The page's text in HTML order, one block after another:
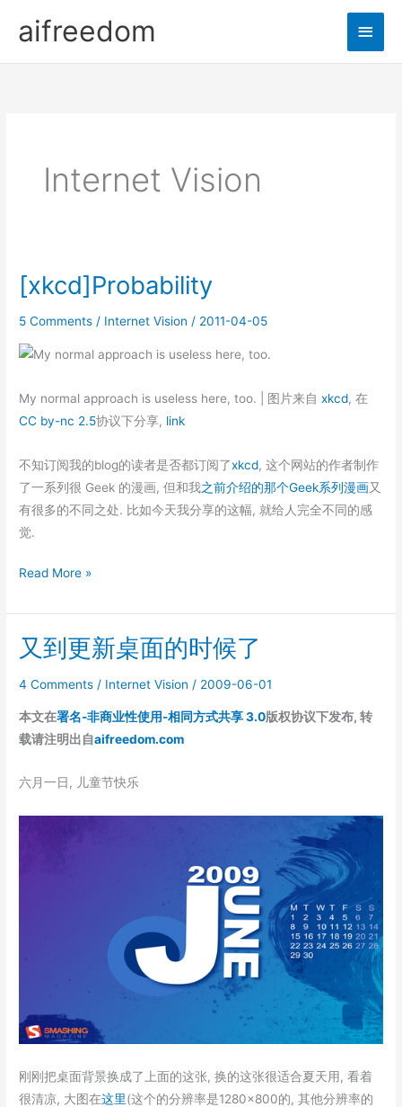
aifreedom
Main
Internet Vision
[xkcd]Probability
5 Comments / Internet Vision / 2011-04-05
My normal approach is useless here, too. | 图片来自xkcd, 在
CC by-nc 2.5协议下分享, link
不知订阅我的blog的读者是否都订阅了xkcd, 这个网站的作者制作
了一系列很 Geek 的漫画, 但和我之前介绍的那个Geek系列漫画又
有很多的不同之处. 比如今天我分享的这幅, 就给人完全不同的感
觉.
[xkcd]Probability
Read More »
又到更新桌面的时候了
4 Comments / Internet Vision / 2009-06-01
本文在署名-非商业性使用-相同方式共享 3.0版权协议下发布, 转
载请注明出自aifreedom.com
六月一日, 儿童节快乐
刚刚把桌面背景换成了上面的这张, 换的这张很适合夏天用, 看着
很清凉, 大图在这里(这个的分辨率是1280×800的, 其他分辨率的